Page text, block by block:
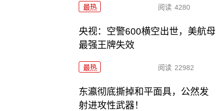
最热 阅读 4280
央视：空警600横空出世，美航母
最强王牌失效
最热 阅读 22982
东瀛彻底撕掉和平面具，公然发
射进攻性武器！